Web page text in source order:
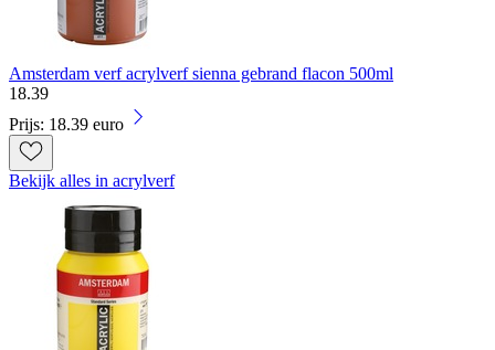
Amsterdam verf acrylverf sienna gebrand flacon 500ml
18.39
Prijs: 18.39 euro
Bekijk alles in acrylverf